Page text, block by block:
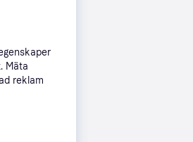
kr
Mäta
reklam